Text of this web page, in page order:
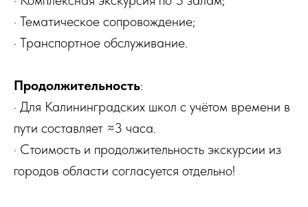
· Тематическое сопровождение;
· Транспортное обслуживание.
Продолжительность:
· Для Калининградских школ с учётом времени в
пути составляет ≈3 часа.
· Стоимость и продолжительность экскурсии из
городов области согласуется отдельно!